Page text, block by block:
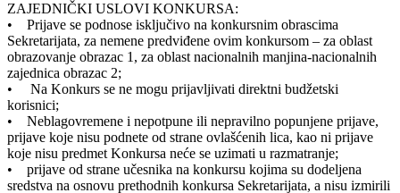
ZAJEDNIČKI USLOVI KONKURSA:
• Prijave se podnose isključivo na konkursnim obrascima
Sekretarijata, za nemene predviđene ovim konkursom – za oblast
obrazovanje obrazac 1, za oblast nacionalnih manjina-nacionalnih
zajednica obrazac 2;
• Na Konkurs se ne mogu prijavljivati direktni budžetski
korisnici;
• Neblagovremene i nepotpune ili nepravilno popunjene prijave,
prijave koje nisu podnete od strane ovlašćenih lica, kao ni prijave
koje nisu predmet Konkursa neće se uzimati u razmatranje;
• prijave od strane učesnika na konkursu kojima su dodeljena
sredstva na osnovu prethodnih konkursa Sekretarijata, a nisu izmirili